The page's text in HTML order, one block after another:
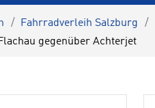
Fahrradverleih Salzburg
gegenüber Achterjet